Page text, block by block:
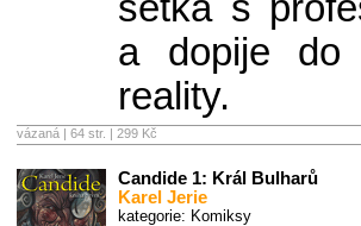
a dopije do
reality.
vázaná | 64 str. | 299 Kč
Candide 1: Král Bulharů
Karel Jerie
kategorie: Komiksy